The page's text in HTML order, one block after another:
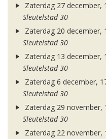
Zaterdag 27 december,
Sleutelstad 30
Zaterdag 20 december,
Sleutelstad 30
Zaterdag 13 december,
Sleutelstad 30
Zaterdag 6 december,
Sleutelstad 30
Zaterdag 29 november,
Sleutelstad 30
Zaterdag 22 november,